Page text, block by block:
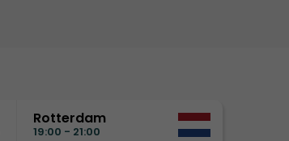
Rotterdam
19:00 - 21:00